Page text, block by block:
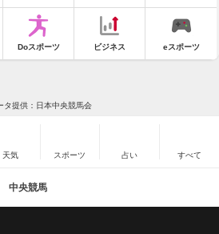
Doスポーツ ビジネス eスポーツ
タ提供：日本中央競馬会
天気 スポーツ 占い すべて
中央競馬